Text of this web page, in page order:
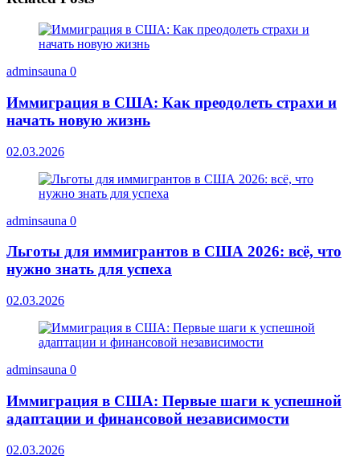
adminsauna 0
Иммиграция в США: Как преодолеть страхи и
начать новую жизнь
02.03.2026
adminsauna 0
Льготы для иммигрантов в США 2026: всё, что
нужно знать для успеха
02.03.2026
adminsauna 0
Иммиграция в США: Первые шаги к успешной
адаптации и финансовой независимости
02.03.2026